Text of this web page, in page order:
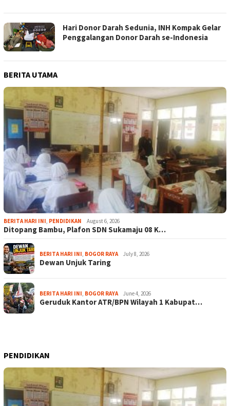
Hari Donor Darah Sedunia, INH Kompak Gelar
Penggalangan Donor Darah se-Indonesia
BERITA UTAMA
BERITA HARI INI, PENDIDIKAN August 6, 2026
Ditopang Bambu, Plafon SDN Sukamaju 08 K…
BERITA HARI INI, BOGOR RAYA July 8, 2026
Dewan Unjuk Taring
BERITA HARI INI, BOGOR RAYA June 4, 2026
Geruduk Kantor ATR/BPN Wilayah 1 Kabupat…
PENDIDIKAN